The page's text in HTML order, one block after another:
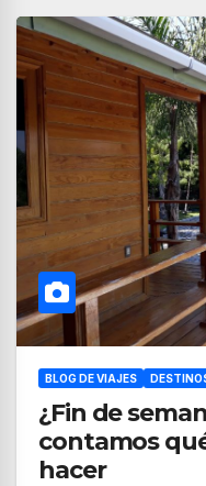
BLOG DE VIAJES
¿Fin de
contamos
hacer